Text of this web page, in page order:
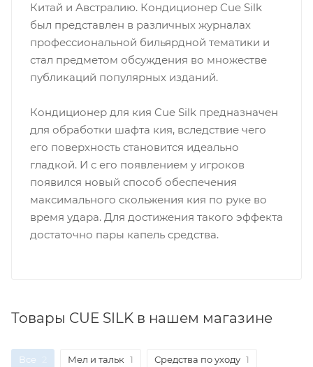
Китай и Австралию. Кондиционер Cue Silk
был представлен в различных журналах
профессиональной бильярдной тематики и
стал предметом обсуждения во множестве
публикаций популярных изданий.
Кондиционер для кия Cue Silk предназначен
для обработки шафта кия, вследствие чего
его поверхность становится идеально
гладкой. И с его появлением у игроков
появился новый способ обеспечения
максимального скольжения кия по руке во
время удара. Для достижения такого эффекта
достаточно пары капель средства.
Товары CUE SILK в нашем магазине
Все Мел и тальк 1 Средства по уходу 1